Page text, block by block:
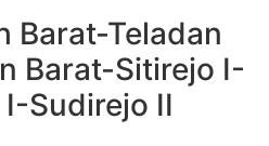
Barat-Teladan
Barat-Sitirejo I-
Sudirejo II